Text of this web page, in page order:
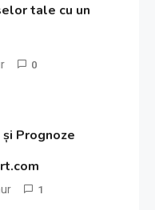
tale cu un
0
Prognoze
1